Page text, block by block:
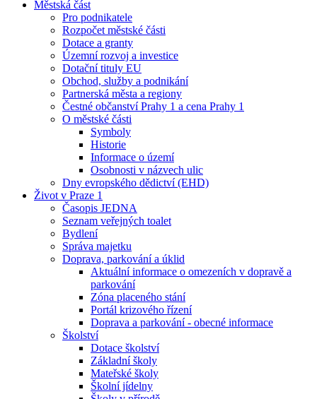
Městská část
Pro podnikatele
Rozpočet městské části
Dotace a granty
Územní rozvoj a investice
Dotační tituly EU
Obchod, služby a podnikání
Partnerská města a regiony
Čestné občanství Prahy 1 a cena Prahy 1
O městské části
Symboly
Historie
Informace o území
Osobnosti v názvech ulic
Dny evropského dědictví (EHD)
Život v Praze 1
Časopis JEDNA
Seznam veřejných toalet
Bydlení
Správa majetku
Doprava, parkování a úklid
Aktuální informace o omezeních v dopravě a
parkování
Zóna placeného stání
Portál krizového řízení
Doprava a parkování - obecné informace
Školství
Dotace školství
Základní školy
Mateřské školy
Školní jídelny